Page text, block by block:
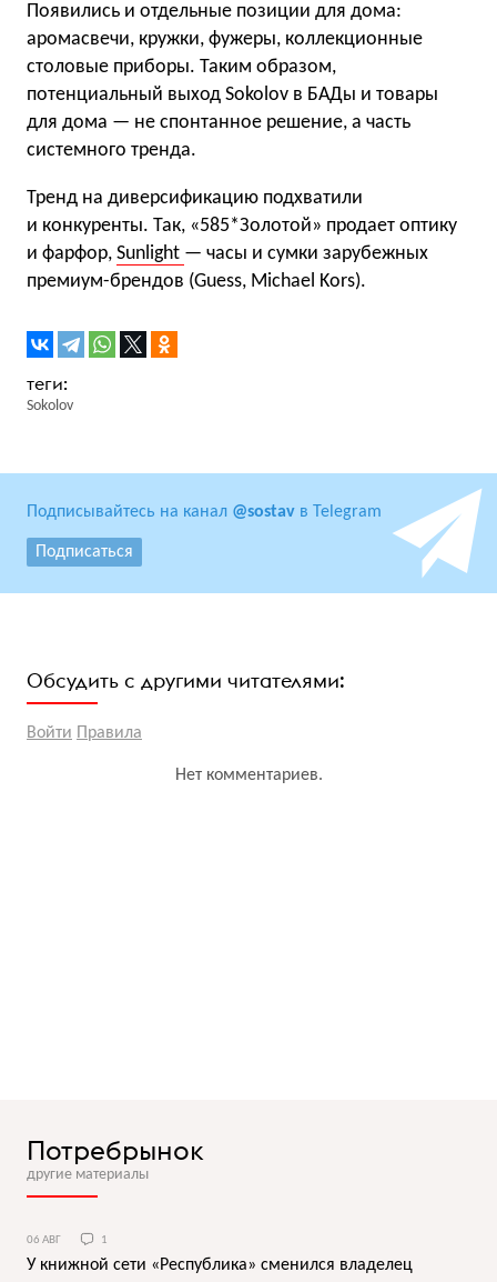
Появились и отдельные позиции для дома:
аромасвечи, кружки, фужеры, коллекционные
столовые приборы. Таким образом,
потенциальный выход Sokolov в БАДы и товары
для дома — не спонтанное решение, а часть
системного тренда.
Тренд на диверсификацию подхватили
и конкуренты. Так, «585*Золотой» продает оптику
и фарфор, Sunlight — часы и сумки зарубежных
премиум-брендов (Guess, Michael Kors).
Sokolov
Подписывайтесь на канал @sostav в Telegram
Подписаться
Обсудить с другими читателями:
Войти Правила
Нет комментариев.
Потребрынок
другие материалы
06 АВГ 1
У книжной сети «Республика» сменился владелец